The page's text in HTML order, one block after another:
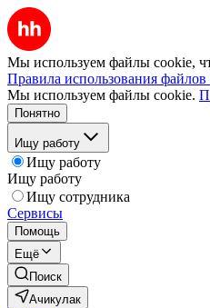
Мы используем файлы cookie,
Правила использования файлов
Мы используем файлы cookie.
Понятно
Ищу работу
Ищу работу
Ищу работу
Ищу сотрудника
Сервисы
Помощь
Ещё
Поиск
Ачикулак